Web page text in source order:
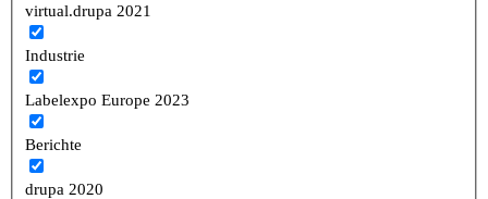
virtual.drupa 2021
Industrie
Labelexpo Europe 2023
Berichte
drupa 2020